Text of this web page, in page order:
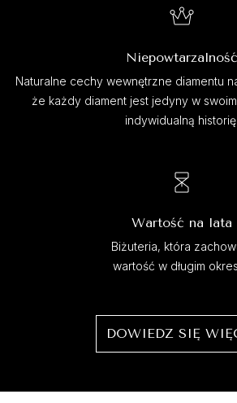
Niepowtarzalność
Naturalne cechy wewnętrzne diamentu
że każdy diament jest jedyny w
indywidualną historię.
Wartość na lata
Biżuteria, która
wartość w długim
DOWIEDZ SIĘ